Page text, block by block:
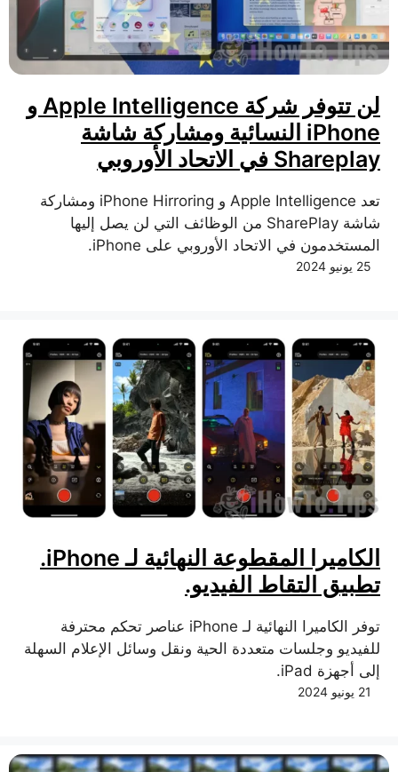
لن تتوفر شركة Apple Intelligence و
iPhone النسائية ومشاركة شاشة
Shareplay في الاتحاد الأوروبي
تعد Apple Intelligence و iPhone Hirroring ومشاركة
شاشة SharePlay من الوظائف التي لن يصل إليها
المستخدمون في الاتحاد الأوروبي على iPhone.
25 يونيو 2024
الكاميرا المقطوعة النهائية لـ iPhone.
تطبيق التقاط الفيديو.
توفر الكاميرا النهائية لـ iPhone عناصر تحكم محترفة
للفيديو وجلسات متعددة الحية ونقل وسائل الإعلام السهلة
إلى أجهزة iPad.
21 يونيو 2024